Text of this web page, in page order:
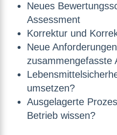
Neues
Assessment
Korrektur und
Neue
zusammengefasste
umsetzen?
Ausgelagerte
Betrieb wissen?